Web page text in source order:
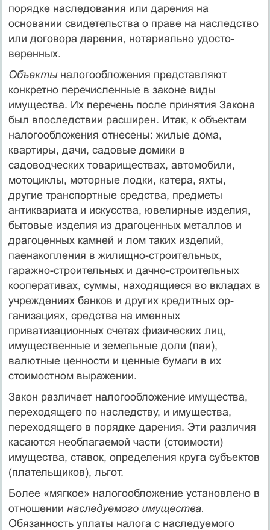
порядке наследования или дарения на
основании свидетельства о праве на наследство
или договора дарения, нотариально удосто­
веренных.
Объектыналогообложения представляют
конкретно перечис­ленные в законе виды
имущества. Их перечень после принятия Закона
был впоследствии расширен. Итак, к объектам
налогообло­жения отнесены: жилые дома,
квартиры, дачи, садовые домики в
садоводческих товариществах, автомобили,
мотоциклы, мотор­ные лодки, катера, яхты,
другие транспортные средства, предметы
антиквариата и искусства, ювелирные изделия,
бытовые изделия из драгоценных металлов и
драгоценных камней и лом таких из­делий,
паенакопления в жилищно-строительных,
гаражно-строительных и дачно-строительных
кооперативах, суммы, находя­щиеся во вкладах в
учреждениях банков и других кредитных ор­
ганизациях, средства на именных
приватизационных счетах фи­зических лиц,
имущественные и земельные доли (паи),
валютные ценности и ценные бумаги в их
стоимостном выражении.
Закон различает налогообложение имущества,
переходящего по наследству, и имущества,
переходящего в порядке дарения. Эти различия
касаются необлагаемой части (стоимости)
имущества, ставок, определения круга субъектов
(плательщиков), льгот.
Более «мягкое» налогообложение установлено в
отношении наследуемого имущества.
Обязанность уплаты налога с насле­дуемого